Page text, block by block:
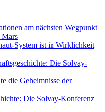
am nächsten Wegpunkt
Mars
System ist in Wirklichkeit
Die Solvay-
die Geheimnisse der
Die Solvay-Konferenz